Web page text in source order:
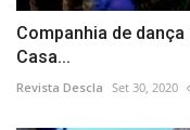
Companhia de
Casa...
Revista Descla Set 30, 2020